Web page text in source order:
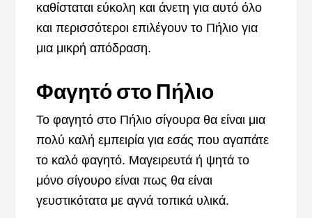
καθίσταται εύκολη και άνετη για αυτό όλο
και περισσότεροι επιλέγουν το Πήλιο για
μια μικρή απόδραση.
Φαγητό στο Πήλιο
Το φαγητό στο Πήλιο σίγουρα θα είναι μια
πολύ καλή εμπειρία για εσάς που αγαπάτε
το καλό φαγητό. Μαγειρευτά ή ψητά το
μόνο σίγουρο είναι πως θα είναι
γευστικότατα με αγνά τοπικά υλικά.